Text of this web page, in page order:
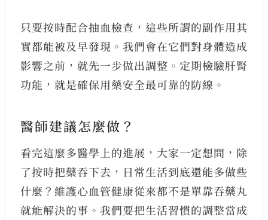
只要按時配合抽血檢查，這些所謂的副作用其
實都能被及早發現。我們會在它們對身體造成
影響之前，就先一步做出調整。定期檢驗肝腎
功能，就是確保用藥安全最可靠的防線。
醫師建議怎麼做？
看完這麼多醫學上的進展，大家一定想問，除
了按時把藥吞下去，日常生活到底還能多做些
什麼？維護心血管健康從來都不是單靠吞藥丸
就能解決的事。我們要把生活習慣的調整當成